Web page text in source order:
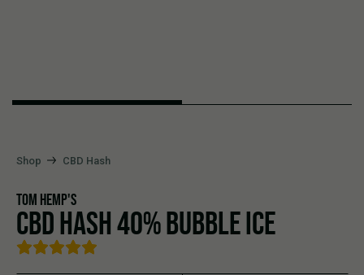
Shop CBD Hash
TOM HEMP'S
CBD HASH 40% BUBBLE ICE